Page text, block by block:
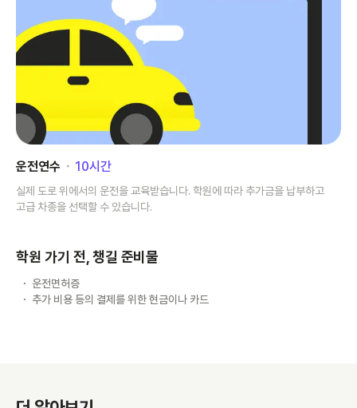
운전연수 ･ 10시간
실제 도로 위에서의 운전을 교육받습니다. 학원에 따라 추가금을 납부하고
고급 차종을 선택할 수 있습니다.
학원 가기 전, 챙길 준비물
운전면허증
추가 비용 등의 결제를 위한 현금이나 카드